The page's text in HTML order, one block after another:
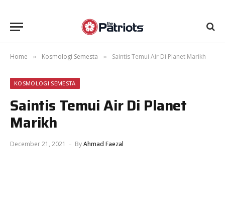
Home » Kosmologi Semesta » Saintis Temui Air Di Planet Marikh
KOSMOLOGI SEMESTA
Saintis Temui Air Di Planet
Marikh
December 21, 2021 ByAhmad Faezal